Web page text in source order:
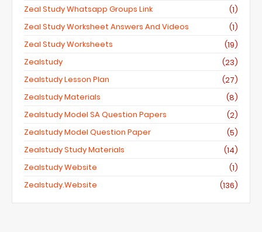
Zeal Study Whatsapp Groups Link
(1)
Zeal Study Worksheet Answers And Videos
(1)
Zeal Study Worksheets
(19)
Zealstudy
(23)
Zealstudy Lesson Plan
(27)
Zealstudy Materials
(8)
Zealstudy Model SA Question Papers
(2)
Zealstudy Model Question Paper
(5)
Zealstudy Study Materials
(14)
Zealstudy Website
(1)
Zealstudy.website
(136)